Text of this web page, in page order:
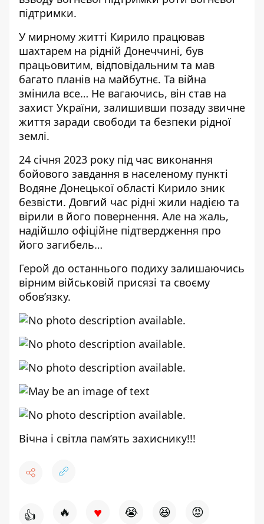
підтримки.
У мирному житті Кирило працював
шахтарем на рідній Донеччині, був
працьовитим, відповідальним та мав
багато планів на майбутнє. Та війна
змінила все… Не вагаючись, він став на
захист України, залишивши позаду звичне
життя заради свободи та безпеки рідної
землі.
24 січня 2023 року під час виконання
бойового завдання в населеному пункті
Водяне Донецької області Кирило зник
безвісти. Довгий час рідні жили надією та
вірили в його повернення. Але на жаль,
надійшло офіційне підтвердження про
його загибель…
Герой до останнього подиху залишаючись
вірним військовій присязі та своєму
обов’язку.
Вічна і світла пам’ять захиснику!!!
👍 🔥 ♥ 😭 😆 😡